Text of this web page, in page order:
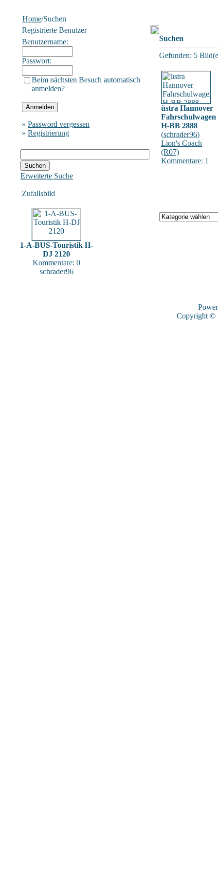
Home/Suchen
Registrierte Benutzer
Benutzername:
Passwort:
Beim nächsten Besuch automatisch
anmelden?
» Password vergessen
» Registrierung
Erweiterte Suche
Zufallsbild
1-A-BUS-Touristik H-
DJ 2120
Kommentare: 0
schrader96
Suchen
Gefunden: 5
üstra Hannover
Fahrschulwagen
H-BB 2888
(schrader96)
Lion's Coach
(R07)
Kommentare: 1
Copyright ©